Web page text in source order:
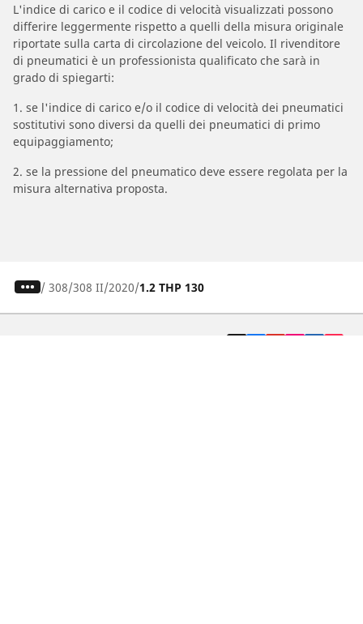
L'indice di carico e il codice di velocità visualizzati possono
differire leggermente rispetto a quelli della misura originale
riportate sulla carta di circolazione del veicolo. Il rivenditore
di pneumatici è un professionista qualificato che sarà in
grado di spiegarti:
1. se l'indice di carico e/o il codice di velocità dei pneumatici
sostitutivi sono diversi da quelli dei pneumatici di primo
equipaggiamento;
2. se la pressione del pneumatico deve essere regolata per la
misura alternativa proposta.
/ 308 308 II 2020 1.2 THP 130